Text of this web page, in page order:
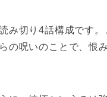
み切り4話構成です
の呪いのことで、恨